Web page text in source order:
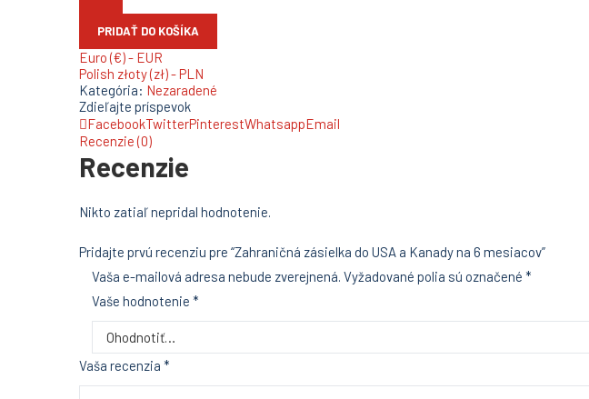
Kanady
na
mesiacov
PRIDAŤ DO KOŠÍKA
Euro (€) - EUR
Polish złoty (zł) - PLN
Kategória: Nezaradené
Zdieľajte príspevok
FacebookTwitterPinterestWhatsappEmail
Recenzie (0)
Recenzie
Nikto zatiaľ nepridal hodnotenie.
Pridajte prvú recenziu pre “Zahraničná zásielka do USA a Kanady na 6 mesiacov”
Vaša e-mailová adresa nebude zverejnená. Vyžadované polia sú označené *
Vaše hodnotenie *
Vaša recenzia *